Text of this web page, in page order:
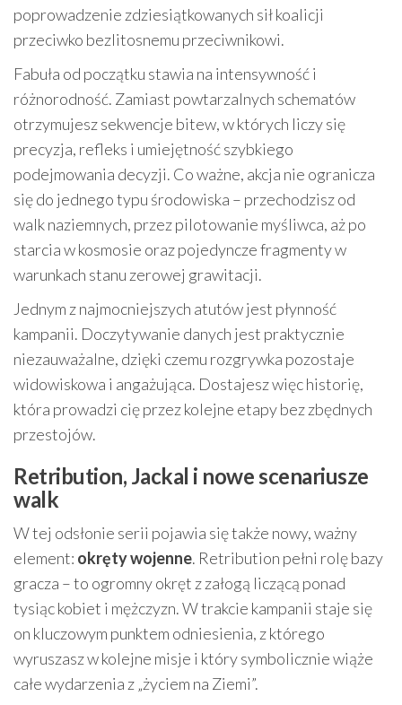
poprowadzenie zdziesiątkowanych sił koalicji
przeciwko bezlitosnemu przeciwnikowi.
Fabuła od początku stawia na intensywność i
różnorodność. Zamiast powtarzalnych schematów
otrzymujesz sekwencje bitew, w których liczy się
precyzja, refleks i umiejętność szybkiego
podejmowania decyzji. Co ważne, akcja nie ogranicza
się do jednego typu środowiska – przechodzisz od
walk naziemnych, przez pilotowanie myśliwca, aż po
starcia w kosmosie oraz pojedyncze fragmenty w
warunkach stanu zerowej grawitacji.
Jednym z najmocniejszych atutów jest płynność
kampanii. Doczytywanie danych jest praktycznie
niezauważalne, dzięki czemu rozgrywka pozostaje
widowiskowa i angażująca. Dostajesz więc historię,
która prowadzi cię przez kolejne etapy bez zbędnych
przestojów.
Retribution, Jackal i nowe scenariusze
walk
W tej odsłonie serii pojawia się także nowy, ważny
element: okręty wojenne. Retribution pełni rolę bazy
gracza – to ogromny okręt z załogą liczącą ponad
tysiąc kobiet i mężczyzn. W trakcie kampanii staje się
on kluczowym punktem odniesienia, z którego
wyruszasz w kolejne misje i który symbolicznie wiąże
całe wydarzenia z „życiem na Ziemi”.